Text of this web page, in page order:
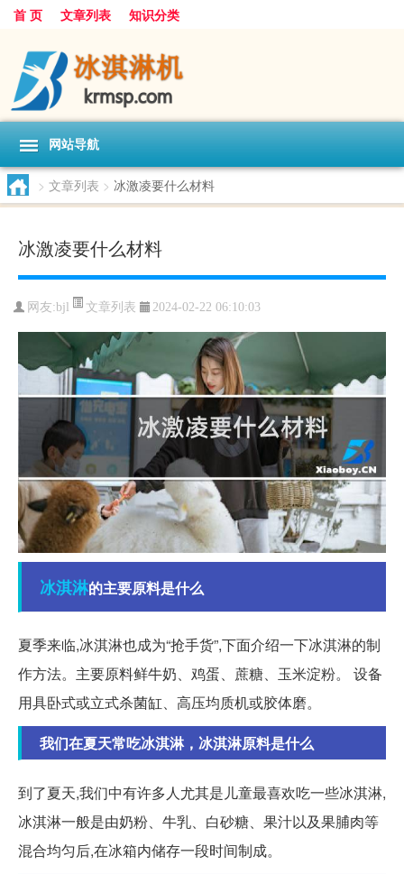
首 页 文章列表 知识分类
网站导航
> 文章列表 > 冰激凌要什么材料
冰激凌要什么材料
网友:bjl 文章列表 2024-02-22 06:10:03
冰淇淋的主要原料是什么
夏季来临,冰淇淋也成为“抢手货”,下面介绍一下冰淇淋的制
作方法。主要原料鲜牛奶、鸡蛋、蔗糖、玉米淀粉。 设备
用具卧式或立式杀菌缸、高压均质机或胶体磨。
我们在夏天常吃冰淇淋，冰淇淋原料是什么
到了夏天,我们中有许多人尤其是儿童最喜欢吃一些冰淇淋,
冰淇淋一般是由奶粉、牛乳、白砂糖、果汁以及果脯肉等
混合均匀后,在冰箱内储存一段时间制成。